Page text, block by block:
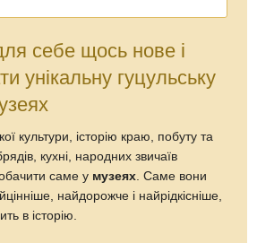
себе щось нове і
унікальну гуцульську
культури, історію краю, побуту та
кухні, народних звичаїв
саме у музеях. Саме вони
найдорожче і найрідкісніше,
в історію.